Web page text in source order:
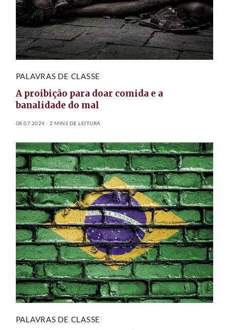
PALAVRAS DE CLASSE
A proibição para doar comida e a
banalidade do mal
08.07.2024 2 MINS DE LEITURA
PALAVRAS DE CLASSE